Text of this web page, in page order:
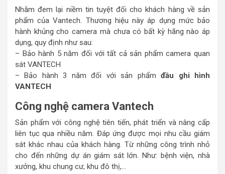
Nhằm đem lại niềm tin tuyệt đối cho khách hàng về sản
phẩm của Vantech. Thương hiệu này áp dụng mức bảo
hành khủng cho camera mà chưa có bất kỳ hãng nào áp
dụng, quy định như sau:
– Bảo hành 5 năm đối với tất cả sản phẩm camera quan
sát VANTECH
– Bảo hành 3 năm đối với sản phẩmđầu ghi hình
VANTECH
Công nghệ camera Vantech
Sản phẩm với công nghệ tiên tiến, phát triển và nâng cấp
liên tục qua nhiều năm. Đáp ứng được mọi nhu cầu giám
sát khác nhau của khách hàng. Từ những công trình nhỏ
cho đến những dự án giám sát lớn. Như: bệnh viện, nhà
xưởng, khu chung cư, khu đô thị,…